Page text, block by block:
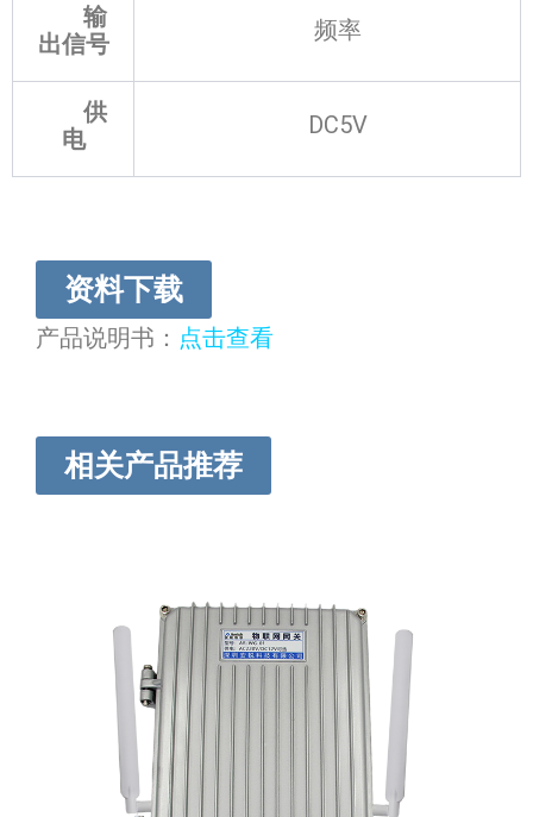
输
出信号
频率
供
电
DC5V
资料下载
产品说明书： 点击查看
相关产品推荐